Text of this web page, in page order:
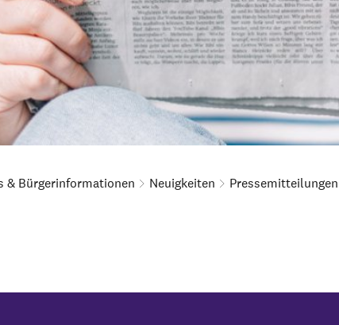
& Bürgerinformationen Neuigkeiten Pressemitteilungen